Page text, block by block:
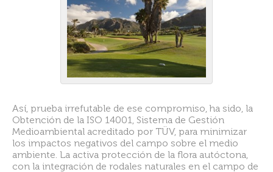
Así, prueba irrefutable de ese compromiso, ha sido, la
Obtención de la ISO 14001, Sistema de Gestión
Medioambiental acreditado por TÜV, para minimizar
los impactos negativos del campo sobre el medio
ambiente. La activa protección de la flora autóctona,
con la integración de rodales naturales en el campo de